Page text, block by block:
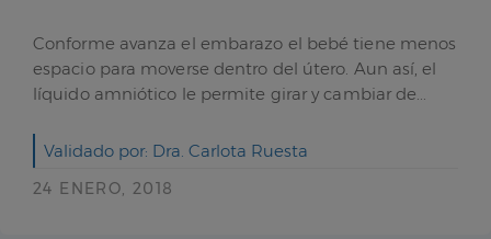
Conforme avanza el embarazo el bebé tiene menos
espacio para moverse dentro del útero. Aun así, el
líquido amniótico le permite girar y cambiar de...
Validado por: Dra. Carlota Ruesta
24 ENERO, 2018